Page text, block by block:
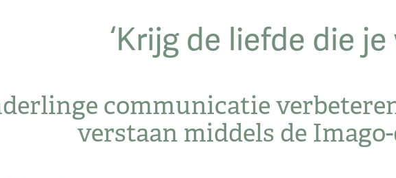
‘Krijg de liefde die je
communicatie
verstaan middels de